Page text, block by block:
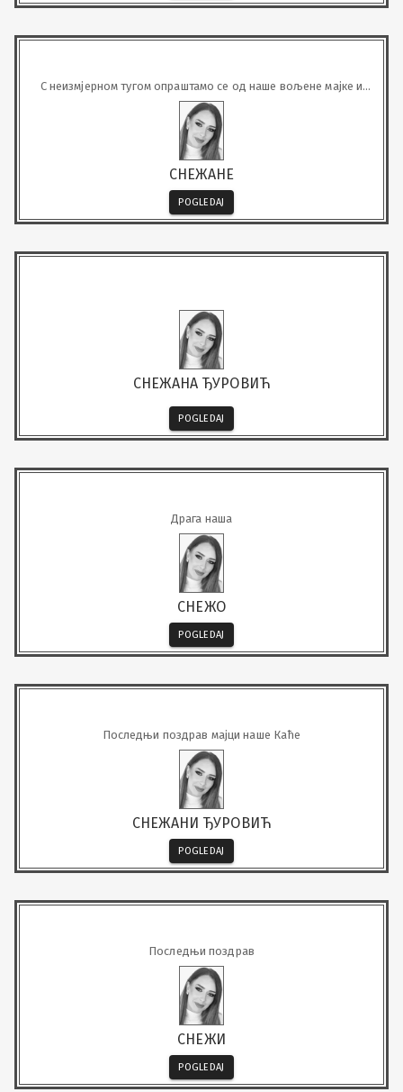
С неизмјерном тугом опраштамо се од наше вољене мајке и
супруге
СНЕЖАНЕ
POGLEDAJ
СНЕЖАНА ЂУРОВИЋ
POGLEDAJ
Драга наша
СНЕЖО
POGLEDAJ
Последњи поздрав мајци наше Каће
СНЕЖАНИ ЂУРОВИЋ
POGLEDAJ
Последњи поздрав
СНЕЖИ
POGLEDAJ